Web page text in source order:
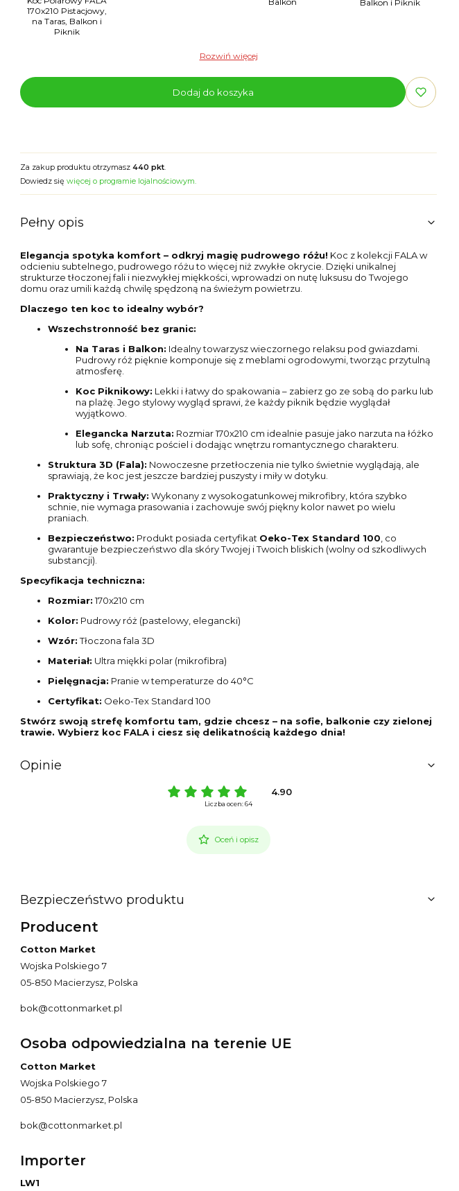
170x210 Pistacjowy,
na Taras, Balkon i
Piknik
Balkon i Piknik
Rozwiń więcej
Dodaj do koszyka
Za zakup produktu otrzymasz 440 pkt
Dowiedz się więcej o programie lojalnościowym.
Pełny opis
Elegancja spotyka komfort – odkryj magię pudrowego różu! Koc z kolekcji FALA w
odcieniu subtelnego, pudrowego różu to więcej niż zwykłe okrycie. Dzięki unikalnej
strukturze tłoczonej fali i niezwykłej miękkości, wprowadzi on nutę luksusu do Twojego
domu oraz umili każdą chwilę spędzoną na świeżym powietrzu.
Dlaczego ten koc to idealny wybór?
Wszechstronność bez granic:
Na Taras i Balkon: Idealny towarzysz wieczornego relaksu pod gwiazdami.
Pudrowy róż pięknie komponuje się z meblami ogrodowymi, tworząc przytulną
atmosferę.
Koc Piknikowy: Lekki i łatwy do spakowania – zabierz go ze sobą do parku lub
na plażę. Jego stylowy wygląd sprawi, że każdy piknik będzie wyglądał
wyjątkowo.
Elegancka Narzuta: Rozmiar 170x210 cm idealnie pasuje jako narzuta na łóżko
lub sofę, chroniąc pościel i dodając wnętrzu romantycznego charakteru.
Struktura 3D (Fala): Nowoczesne przetłoczenia nie tylko świetnie wyglądają, ale
sprawiają, że koc jest jeszcze bardziej puszysty i miły w dotyku.
Praktyczny i Trwały: Wykonany z wysokogatunkowej mikrofibry, która szybko
schnie, nie wymaga prasowania i zachowuje swój piękny kolor nawet po wielu
praniach.
Bezpieczeństwo: Produkt posiada certyfikat Oeko-Tex Standard 100, co
gwarantuje bezpieczeństwo dla skóry Twojej i Twoich bliskich (wolny od szkodliwych
substancji).
Specyfikacja techniczna:
Rozmiar:170x210 cm
Kolor: Pudrowy róż (pastelowy, elegancki)
Wzór:Tłoczona fala 3D
Materiał: Ultra miękki polar (mikrofibra)
Pielęgnacja: Pranie w temperaturze do 40°C
Certyfikat: Oeko-Tex Standard 100
Stwórz swoją strefę komfortu tam, gdzie chcesz – na sofie, balkonie czy zielonej
trawie. Wybierz koc FALA i ciesz się delikatnością każdego dnia!
Opinie
4.90
Liczba ocen: 64
Oceń i opisz
Bezpieczeństwo produktu
Producent
Cotton Market
Wojska Polskiego 7
05-850 Macierzysz, Polska
bok@cottonmarket.pl
Osoba odpowiedzialna na terenie UE
Cotton Market
Wojska Polskiego 7
05-850 Macierzysz, Polska
bok@cottonmarket.pl
Importer
LW1